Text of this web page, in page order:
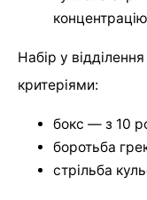
Набір у
критеріями:
бокс — з 10
боротьба
стрільба